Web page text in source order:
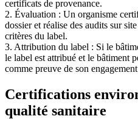
certificats de provenance.
2. Évaluation : Un organisme
dossier et réalise des audits sur
critères du label.
3. Attribution du label : Si le
le label est attribué et le bâtiment
comme preuve de son
Certifications
qualité sanitaire